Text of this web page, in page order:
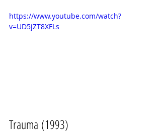
https://www.youtube.com/watch?
v=UD5jZT8XFLs
Trauma (1993)